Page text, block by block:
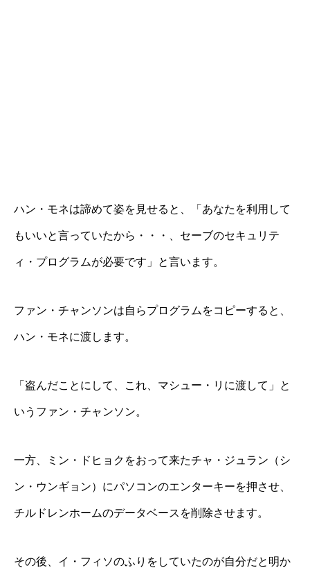
ハン・モネは諦めて姿を見せると、「あなたを利用して
もいいと言っていたから・・・、セーブのセキュリテ
ィ・プログラムが必要です」と言います。
ファン・チャンソンは自らプログラムをコピーすると、
ハン・モネに渡します。
「盗んだことにして、これ、マシュー・リに渡して」と
いうファン・チャンソン。
一方、ミン・ドヒョクをおって来たチャ・ジュラン（シ
ン・ウンギョン）にパソコンのエンターキーを押させ、
チルドレンホームのデータベースを削除させます。
その後、イ・フィソのふりをしていたのが自分だと明か